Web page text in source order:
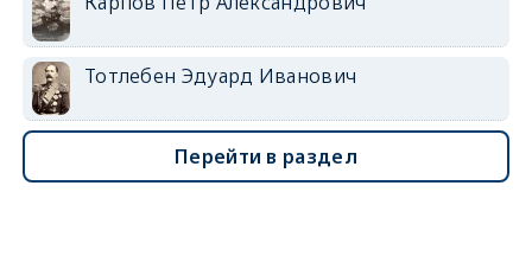
Тотлебен Эдуард Иванович
Перейти в раздел